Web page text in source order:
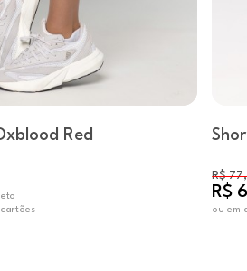
Red
R$
R$
ou em